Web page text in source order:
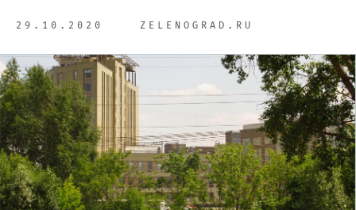
29.10.2020 ZELENOGRAD.RU